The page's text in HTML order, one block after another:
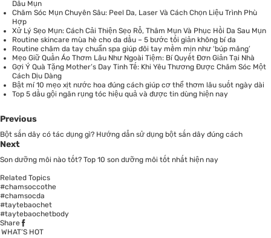
Dầu Mụn
Chăm Sóc Mụn Chuyên Sâu: Peel Da, Laser Và Cách Chọn Liệu Trình Phù
Hợp
Xử Lý Sẹo Mụn: Cách Cải Thiện Sẹo Rỗ, Thâm Mụn Và Phục Hồi Da Sau Mụn
Routine skincare mùa hè cho da dầu – 5 bước tối giản không bí da
Routine chăm da tay chuẩn spa giúp đôi tay mềm mịn như ‘búp măng’
Mẹo Giữ Quần Áo Thơm Lâu Như Ngoài Tiệm: Bí Quyết Đơn Giản Tại Nhà
Gợi Ý Quà Tặng Mother’s Day Tinh Tế: Khi Yêu Thương Được Chăm Sóc Một
Cách Dịu Dàng
Bật mí 10 mẹo xịt nước hoa đúng cách giúp cơ thể thơm lâu suốt ngày dài
Top 5 dầu gội ngăn rụng tóc hiệu quả và được tin dùng hiện nay
Previous
Bột sắn dây có tác dụng gì? Hướng dẫn sử dụng bột sắn dây đúng cách
Next
Son dưỡng môi nào tốt? Top 10 son dưỡng môi tốt nhất hiện nay
Related Topics
#chamsoccothe
#chamsocda
#taytebaochet
#taytebaochetbody
Share
WHAT’S HOT